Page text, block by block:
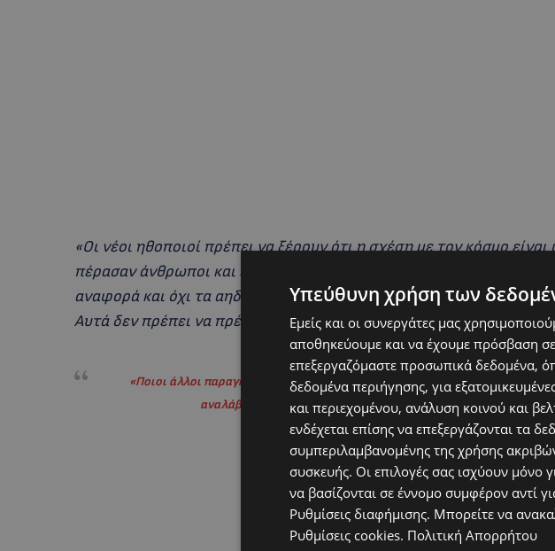
«Οι νέοι ηθοποιοί πρέπει να ξέρουν ότι η σχέση με τον κόσμο
πέρασαν άνθρωποι και εργάτες που αγαπήθηκαν και εκτιμήθηκαν.
αναφορά και όχι τα αηδιάστατα κατασκευάσματα που περνάνε κατά
Αυτά δεν πρέπει να πρέπει να συμβαίνουν».
«Ποιοι άλλοι παραγκωνίζονται για να έρχονται αυτά τα πρόσωπα; Έχουμε
αναλάβουν…Δεν καταλαβαίνω τι γίνεται εδώ και χρόνια και
Υπεύθυνη χρήση των
Εμείς και οι συνεργάτες μας
αποθηκεύουμε και να έχουμε πρόσβαση
επεξεργαζόμαστε προσωπικά δεδομένα,
δεδομένα περιήγησης, για
και περιεχομένου, ανάλυση κοινού και
ενδέχεται επίσης να επεξεργάζονται τα
συμπεριλαμβανομένης της χρήσης
συσκευής. Οι επιλογές σας ισχύουν μόνο
να βασίζονται σε έννομο συμφέρον αντί
Ρυθμίσεις διαφήμισης. Μπορείτε να
Ρυθμίσεις cookies. Πολιτική Απορρήτου